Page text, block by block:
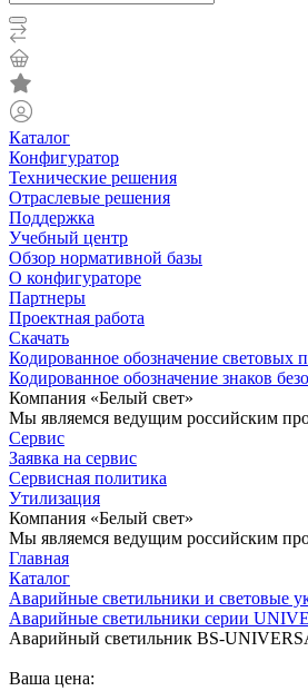
Каталог
Конфигуратор
Технические решения
Отраслевые решения
Поддержка
Учебный центр
Обзор нормативной базы
О конфигураторе
Партнеры
Проектная работа
Скачать
Кодированное обозначение световых
Кодированное обозначение знаков
Компания «Белый свет»
Мы являемся ведущим российским
Сервис
Заявка на сервис
Сервисная политика
Утилизация
Компания «Белый свет»
Мы являемся ведущим российским
Главная
Каталог
Аварийные светильники и световые
Аварийные светильники серии
Аварийный светильник BS-
Ваша цена: